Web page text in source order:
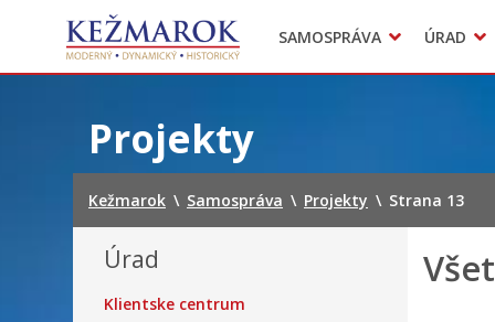
SAMOSPRÁVA
Mestská polícia
ÚRAD
Sekcie úradu
Projekty
Kežmarok \ Samospráva \ Projekty \ Strana 13
Úrad
Klientske centrum